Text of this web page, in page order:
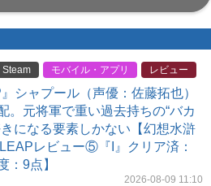
Steam モバイル・アプリ レビュー
』シャプール（声優：佐藤拓也）
。元将軍で重い過去持ちの“バカ
になる要素しかない【幻想水滸
レビュー⑤『I』クリア済：
：9点】
2026-08-09 11:10